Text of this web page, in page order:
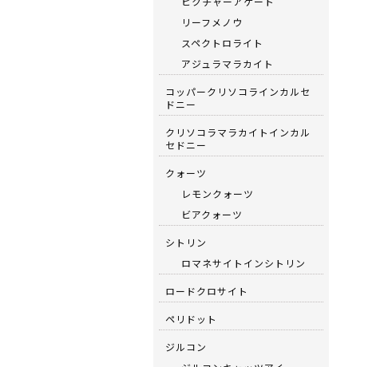
リーフメノウ
スペクトロライト
アジュラマラカイト
コッパークリソコラインカルセ
ドニー
クリソコラマラカイトインカル
セドニー
クォーツ
レモンクォーツ
ビアクォーツ
シトリン
ロマネサイトインシトリン
ロードクロサイト
ペリドット
ジルコン